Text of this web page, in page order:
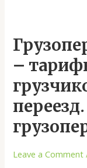
–
Leave a Comment
Грузоперевозки
в
Москве
–
тарифы
на
заказ
грузчиков
квартирный